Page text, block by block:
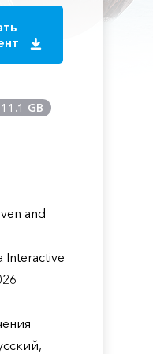
GB
and
Interactive